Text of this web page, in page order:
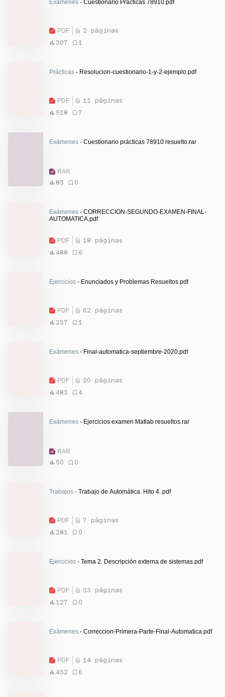
Exámenes - Cuestionario Prácticas 78910.pdf
PDF
2 páginas
307
1
Prácticas - Resolucion-cuestionario-1-y-2-ejemplo.pdf
PDF
11 páginas
518
7
Exámenes - Cuestionario prácticas 78910 resuelto.rar
RAR
83
0
Exámenes - CORRECCION-SEGUNDO-EXAMEN-FINAL-
AUTOMATICA.pdf
PDF
18 páginas
488
6
Ejercicios - Enunciados y Problemas Resueltos.pdf
PDF
62 páginas
237
1
Exámenes - Final-automatica-septiembre-2020.pdf
PDF
20 páginas
483
4
Exámenes - Ejercicios examen Matlab resueltos.rar
RAR
50
0
Trabajos - Trabajo de Automática. Hito 4..pdf
PDF
7 páginas
281
0
Ejercicios - Tema 2. Descripción externa de sistemas.pdf
PDF
33 páginas
127
0
Exámenes - Correccion-Primera-Parte-Final-Automatica.pdf
PDF
14 páginas
452
6